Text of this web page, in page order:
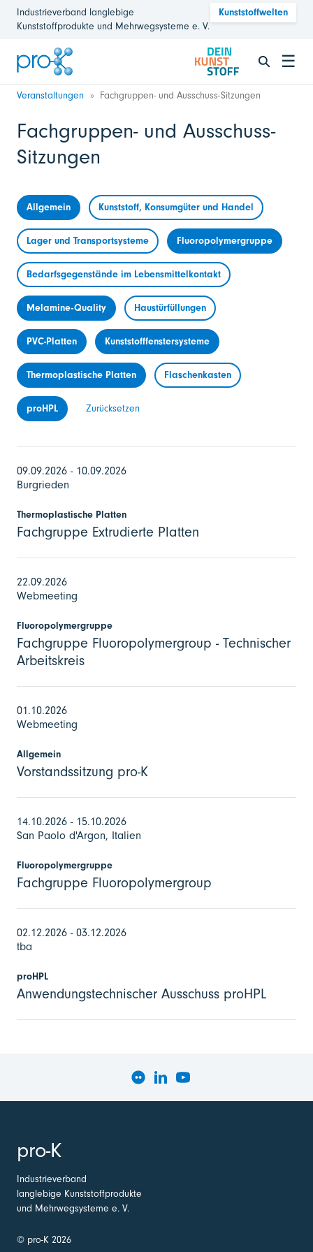
Industrieverband langlebige
Kunststoffprodukte und Mehrwegsysteme e. V.
Kunststoffwelten
☰
Veranstaltungen Fachgruppen- und Ausschuss-Sitzungen
Fachgruppen- und Ausschuss-
Sitzungen
Allgemein Kunststoff, Konsumgüter und Handel
Lager und Transportsysteme Fluoropolymergruppe
Bedarfsgegenstände im Lebensmittelkontakt
Melamine-Quality Haustürfüllungen
PVC-Platten Kunststofffenstersysteme
Thermoplastische Platten Flaschenkasten
proHPL Zurücksetzen
09.09.2026 - 10.09.2026
Burgrieden
Thermoplastische Platten
Fachgruppe Extrudierte Platten
22.09.2026
Webmeeting
Fluoropolymergruppe
Fachgruppe Fluoropolymergroup - Technischer
Arbeitskreis
01.10.2026
Webmeeting
Allgemein
Vorstandssitzung pro-K
14.10.2026 - 15.10.2026
San Paolo d'Argon, Italien
Fluoropolymergruppe
Fachgruppe Fluoropolymergroup
02.12.2026 - 03.12.2026
tba
proHPL
Anwendungstechnischer Ausschuss proHPL
pro-K
Industrieverband
langlebige Kunststoffprodukte
und Mehrwegsysteme e. V.
© pro-K 2026